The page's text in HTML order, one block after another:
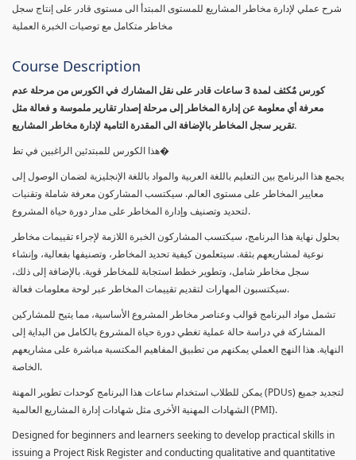
شرح عملي لإدارة مخاطر المشاريع للمستوى المبتدأ الى مستوى قادر على إنتاج سجل
مخاطر متكامل مع توصيات الخبرة العملية
Course Description
كورس مٌكثف لمدة 3 ساعات قادر على نقل المشارك في الكورس من مرحلة عدم
معرفة أي معلومة عن إدارة المخاطر إلى مرحلة إصدار تقارير ملموسة و فعالة مثل
تقرير سجل المخاطر بالإضافة الى المقدرة التامية لإدارة مخاطر المشاريع.
هذا الكورس للمبتدئين الراغبين في تط�
يجمع هذا البرنامج بين التعليم باللغة العربية والمواد باللغة الإنجليزية لضمان الوصول إلى
معايير المخاطر على مستوى العالم. سيكتسب المشاركون معرفة شاملة وتقنيات
لتحديد وتصنيف وإدارة المخاطر على مدار دورة حياة المشروع.
بحلول نهاية هذا البرنامج، سيكتسب المشاركون الخبرة اللازمة لإجراء تقييمات مخاطر
نوعية لمشاريعهم بثقة. سيتعلمون كيفية تحديد المخاطر، وتصنيفها بفعالية، وإنشاء
سجل مخاطر شامل، وتطوير خطط استجابة للمخاطر قوية. بالإضافة إلى ذلك،
سيكتسبون المهارات لتقديم تقييمات المخاطر عبر لوحة معلومات فعالة.
تشمل مواد البرنامج قوالب وعناصر مخاطر المشروع الأساسية، مما يتيح للمشاركين
المشاركة في دراسة حالة عملية تغطي دورة حياة المشروع بالكامل من البداية إلى
النهاية. هذا النهج العملي يمكنهم من تطبيق المفاهيم المكتسبة مباشرة على مشاريعهم
الخاصة.
يمكن للطلاب استخدام ساعات هذا البرنامج كوحدات تطوير المهنة (PDUs) لتجديد جميع
الشهادات المهنية الأخرى مثل شهادات إدارة المشاريع العالمية (PMI).
Designed for beginners and learners seeking to develop practical skills in
issuing a Project Risk Register and conducting qualitative and quantitative